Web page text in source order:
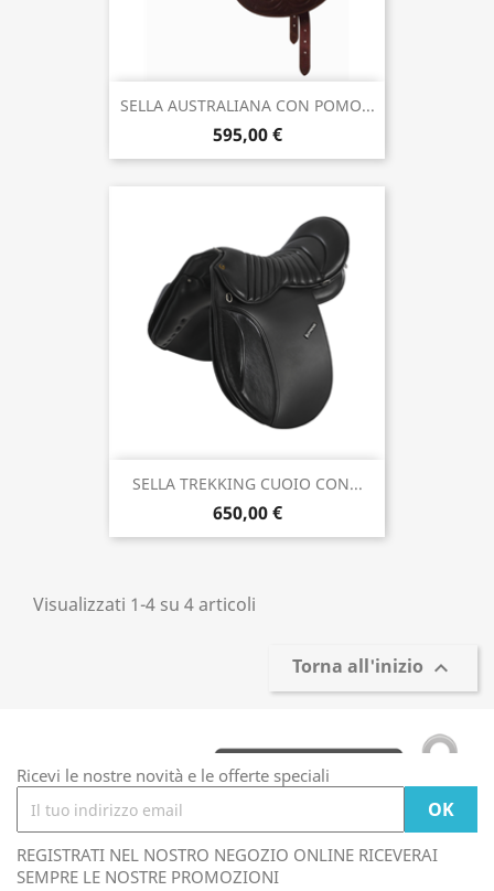
SELLA AUSTRALIANA CON POMO...
595,00 €
SELLA TREKKING CUOIO CON...
650,00 €
Visualizzati 1-4 su 4 articoli
Torna all'inizio 
Ricevi le nostre novità e le offerte speciali
REGISTRATI NEL NOSTRO NEGOZIO ONLINE RICEVERAI
SEMPRE LE NOSTRE PROMOZIONI